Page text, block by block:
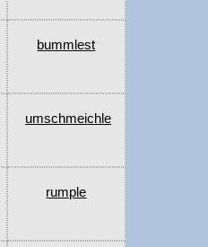
bummlest
umschmeichle
rumple